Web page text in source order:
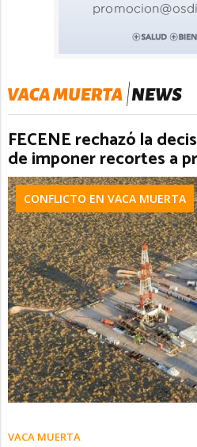
FECENE rechazó la
de imponer recortes a
CONFLICTO EN VACA MUERTA
VACA MUERTA